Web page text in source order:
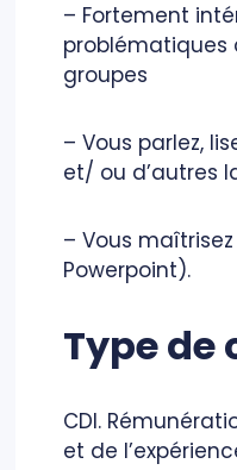
– Fortement
problématiques
groupes
– Vous parlez,
et/ ou d’autres
– Vous
Powerpoint).
Type de
CDI.
et de